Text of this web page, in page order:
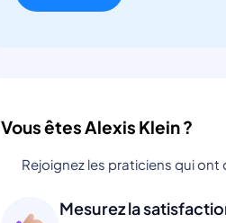
Vous êtes Alexis Klein ?
Rejoignez les praticiens qui
Mesurez la